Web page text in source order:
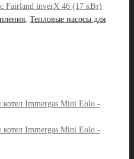
Fairland inverX 46 (17 кВт)
Тепловые насосы для